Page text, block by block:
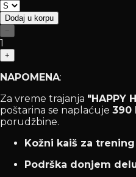
Dodaj u korpu
−
1
+
NAPOMENA:
Za vreme trajanja "HAPPY
poštarina se naplaćuje 390
porudžbine.
Kožni kaiš za
Podrška donjem